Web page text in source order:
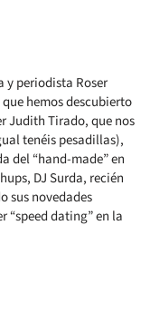
y periodista Roser
hemos descubierto
Judith Tirado, que nos
tenéis pesadillas),
del “hand-made” en
DJ Surda, recién
sus novedades
“speed dating” en la